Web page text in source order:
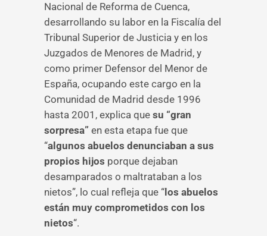
Nacional de Reforma de Cuenca,
desarrollando su labor en la Fiscalía del
Tribunal Superior de Justicia y en los
Juzgados de Menores de Madrid, y
como primer Defensor del Menor de
España, ocupando este cargo en la
Comunidad de Madrid desde 1996
hasta 2001, explica que su “gran
sorpresa” en esta etapa fue que
“algunos abuelos denunciaban a sus
propios hijos porque dejaban
desamparados o maltrataban a los
nietos”, lo cual refleja que “ los abuelos
están muy comprometidos con los
nietos“.